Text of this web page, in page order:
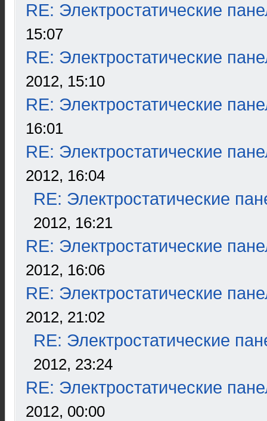
RE: Электростатические
15:07
RE: Электростатические
2012, 15:10
RE: Электростатические
16:01
RE: Электростатические
2012, 16:04
RE: Электростатические
2012, 16:21
RE: Электростатические
2012, 16:06
RE: Электростатические
2012, 21:02
RE: Электростатические
2012, 23:24
RE: Электростатические
2012, 00:00